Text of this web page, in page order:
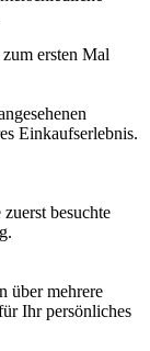
besuchte
über mehrere
Ihr persönliches
des
speichern.
zu gruppieren,
Checkout-